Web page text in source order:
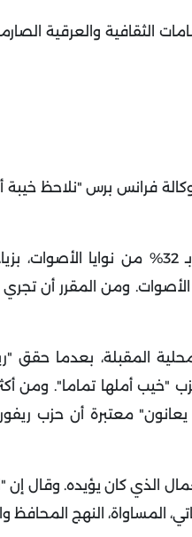
الثقافية والعرقية
فرانس برس "نلاحظ خيبة
ووفق آخر استطلاع للرأي أجراه وعرضت نتائجه خلال المؤتمر، يحظى حزب
فاراج في الانتخابات التشريعية في يوليو 2024 على 14% من
المقبلة، بعدما حقق
"خيب أملها تماما". ومن
معتبرة أن حزب
العمال الذي كان يؤيده.
النهج المحافظ